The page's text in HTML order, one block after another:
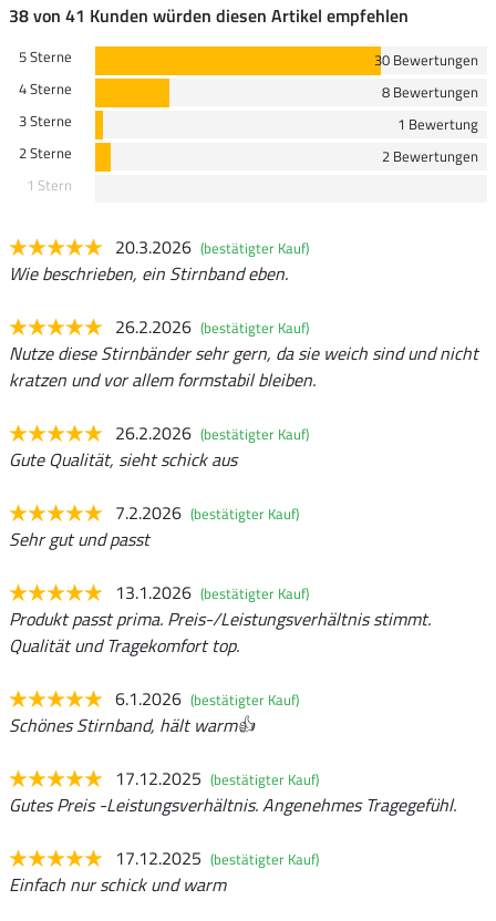
38 von 41 Kunden würden diesen Artikel empfehlen
5 Sterne
30 Bewertungen
4 Sterne
8 Bewertungen
3 Sterne
1 Bewertung
2 Sterne
2 Bewertungen
1 Stern
20.3.2026 (bestätigter Kauf)
Wie beschrieben, ein Stirnband eben.
26.2.2026 (bestätigter Kauf)
Nutze diese Stirnbänder sehr gern, da sie weich sind und nicht
kratzen und vor allem formstabil bleiben.
26.2.2026 (bestätigter Kauf)
Gute Qualität, sieht schick aus
7.2.2026 (bestätigter Kauf)
Sehr gut und passt
13.1.2026 (bestätigter Kauf)
Produkt passt prima. Preis-/Leistungsverhältnis stimmt.
Qualität und Tragekomfort top.
6.1.2026 (bestätigter Kauf)
Schönes Stirnband, hält warm👍
17.12.2025 (bestätigter Kauf)
Gutes Preis -Leistungsverhältnis. Angenehmes Tragegefühl.
17.12.2025 (bestätigter Kauf)
Einfach nur schick und warm